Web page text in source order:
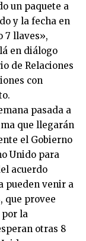
un paquete a
y la fecha en
7 llaves»,
en diálogo
de Relaciones
con
pasada a
que llegarán
el Gobierno
Unido para
acuerdo
pueden venir a
que provee
por la
otras 8